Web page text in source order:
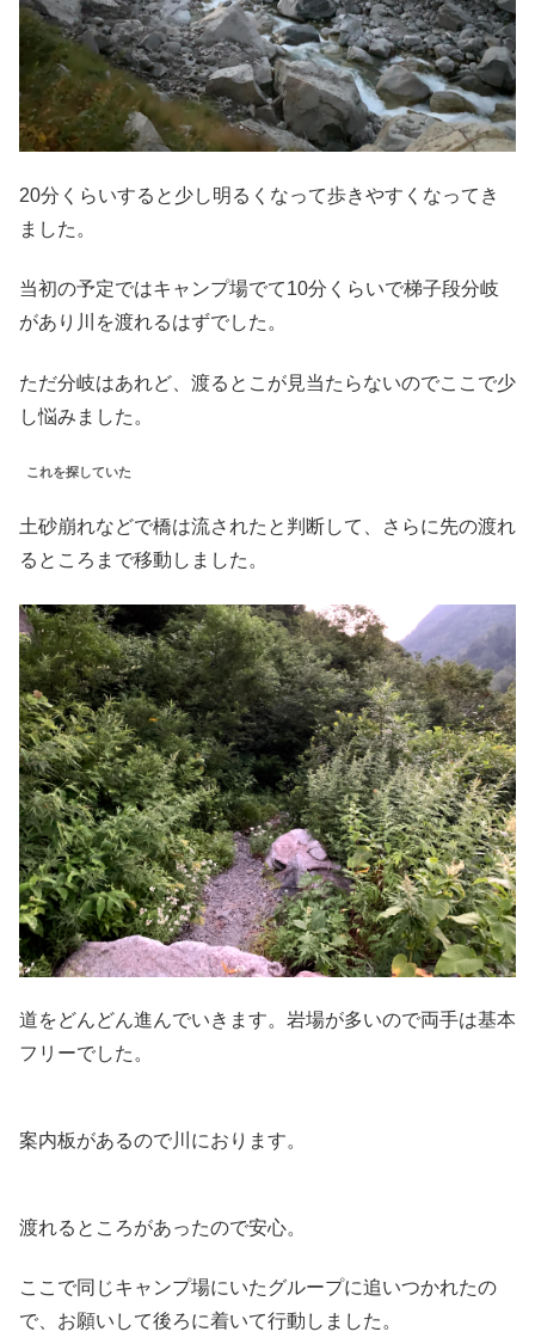
20分くらいすると少し明るくなって歩きやすくなってき
ました。
当初の予定ではキャンプ場でて10分くらいで梯子段分岐
があり川を渡れるはずでした。
ただ分岐はあれど、渡るとこが見当たらないのでここで少
し悩みました。
これを探していた
土砂崩れなどで橋は流されたと判断して、さらに先の渡れ
るところまで移動しました。
道をどんどん進んでいきます。岩場が多いので両手は基本
フリーでした。
案内板があるので川におります。
渡れるところがあったので安心。
ここで同じキャンプ場にいたグループに追いつかれたの
で、お願いして後ろに着いて行動しました。